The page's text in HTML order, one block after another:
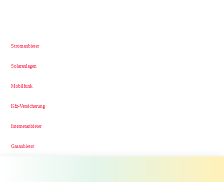
Stromanbieter
Solaranlagen
Mobilfunk
Kfz-Versicherung
Internetanbieter
Gasanbieter